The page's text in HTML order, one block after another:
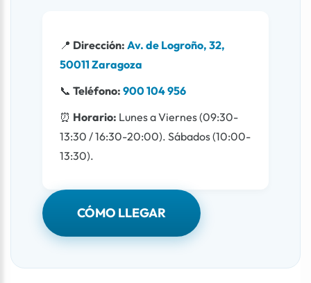
📍 Dirección: Av. de Logroño, 32,
50011 Zaragoza
📞 Teléfono: 900 104 956
⏰ Horario: Lunes a Viernes (09:30-
13:30 / 16:30-20:00). Sábados (10:00-
13:30).
CÓMO LLEGAR